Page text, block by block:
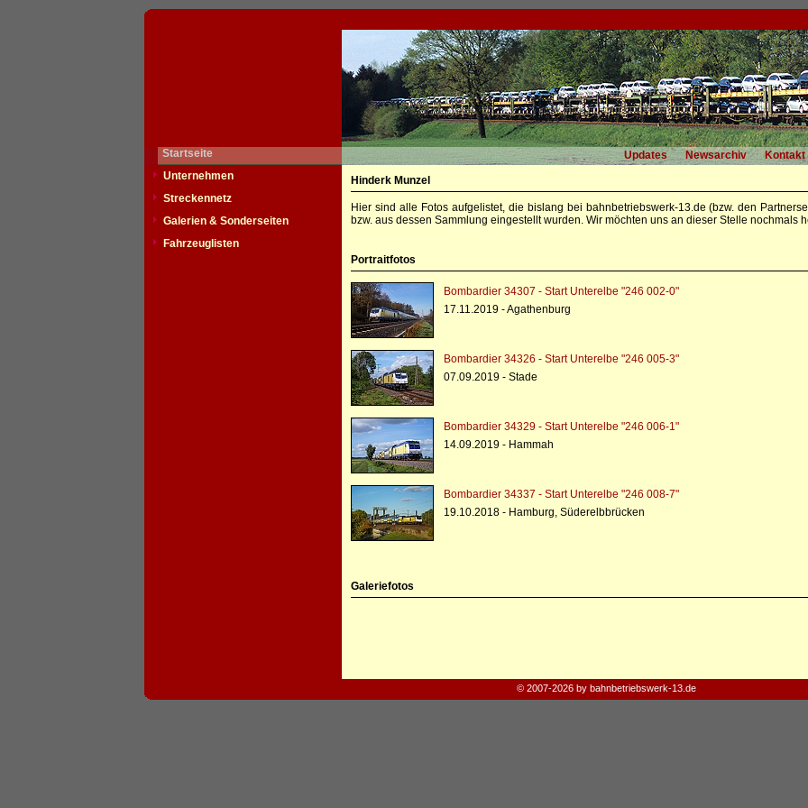
Startseite Updates Newsarchiv Kontakt
Unternehmen
Streckennetz
Galerien & Sonderseiten
Fahrzeuglisten
Hinderk Munzel
Hier sind alle Fotos aufgelistet, die bislang bei bahnbetriebswerk-13.de (bzw. den
bzw. aus dessen Sammlung eingestellt wurden. Wir möchten uns an dieser Stelle nochmals
Portraitfotos
Bombardier 34307 - Start Unterelbe "246 002-0"
17.11.2019 - Agathenburg
Bombardier 34326 - Start Unterelbe "246 005-3"
07.09.2019 - Stade
Bombardier 34329 - Start Unterelbe "246 006-1"
14.09.2019 - Hammah
Bombardier 34337 - Start Unterelbe "246 008-7"
19.10.2018 - Hamburg, Süderelbbrücken
Galeriefotos
© 2007-2026 by bahnbetriebswerk-13.de